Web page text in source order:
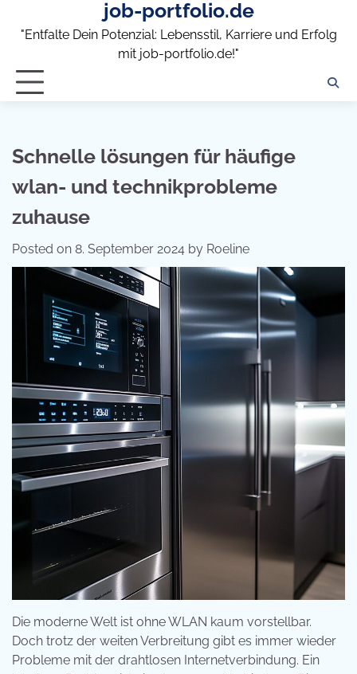
job-portfolio.de
"Entfalte Dein Potenzial: Lebensstil, Karriere und Erfolg
mit job-portfolio.de!"
Schnelle lösungen für häufige
wlan- und technikprobleme
zuhause
Posted on 8. September 2024 by Roeline
Die moderne Welt ist ohne WLAN kaum vorstellbar.
Doch trotz der weiten Verbreitung gibt es immer wieder
Probleme mit der drahtlosen Internetverbindung. Ein